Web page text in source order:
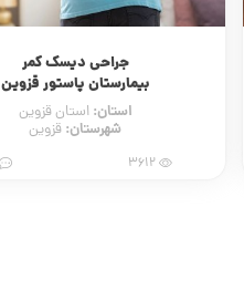
جراحی دیسک کمر
بیمارستان پاستور قزوین
استان:استان قزوین
شهرستان: قزوین